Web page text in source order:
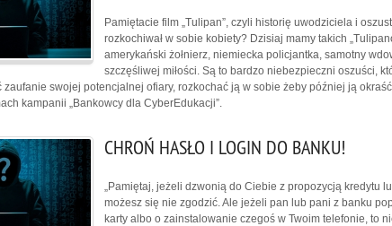
Pamiętacie film „Tulipan”, czyli historię uwodziciela i
rozkochiwał w sobie kobiety? Dzisiaj mamy takich
amerykański żołnierz, niemiecka policjantka, samotny
szczęśliwej miłości. Są to bardzo niebezpieczni oszuści,
zaufanie swojej potencjalnej ofiary, rozkochać ją w sobie żeby później ją
kampanii „Bankowcy dla CyberEdukacji”.
CHROŃ HASŁO I LOGIN DO BANKU!
„Pamiętaj, jeżeli dzwonią do Ciebie z propozycją kredytu
możesz się nie zgodzić. Ale jeżeli pan lub pani z banku
karty albo o zainstalowanie czegoś w Twoim telefonie, to